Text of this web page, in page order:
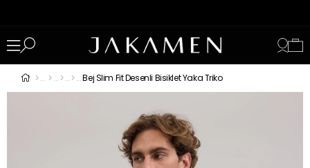
Bej Slim Fit Desenli Bisiklet Yaka Triko